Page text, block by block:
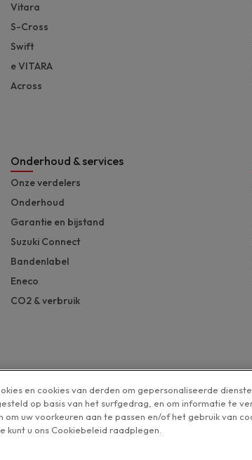
Vitara
S-Cross
Swift
e VITARA
Across
Onderhoud & services
Onze verdelers
Onderhoud
Garantie en bijstand
Suzuki Connect
Bandenlabel
Eneco
CO2 & verbruik
Privacyverklaring
en cookies van derden om gepersonaliseerde
op basis van het surfgedrag, en om informatie te
om uw voorkeuren aan te passen en/of het gebruik van
u ons Cookiebeleid raadplegen.